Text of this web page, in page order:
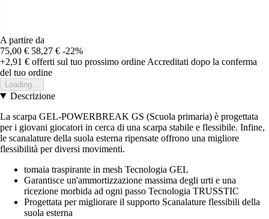
A partire da
75,00 € 58,27 € -22%
+2,91 € offerti sul tuo prossimo ordine Accreditati dopo la conferma
del tuo ordine
Loading...
Descrizione
La scarpa GEL-POWERBREAK GS (Scuola primaria) è progettata
per i giovani giocatori in cerca di una scarpa stabile e flessibile. Infine,
le scanalature della suola esterna ripensate offrono una migliore
flessibilità per diversi movimenti.
tomaia traspirante in mesh Tecnologia GEL
Garantisce un'ammortizzazione massima degli urti e una
ricezione morbida ad ogni passo Tecnologia TRUSSTIC
Progettata per migliorare il supporto Scanalature flessibili della
suola esterna